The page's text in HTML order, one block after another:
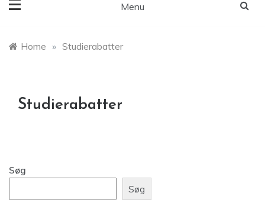
Menu
Home » Studierabatter
Studierabatter
Søg
Søg